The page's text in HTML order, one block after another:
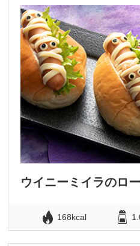
ウイニーミイラのロ
168kcal